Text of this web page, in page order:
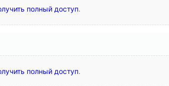
полный доступ.
полный доступ.